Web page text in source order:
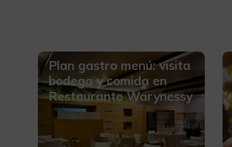
Plan gastro menú: visita
bodega y comida en
Restaurante Warynessy